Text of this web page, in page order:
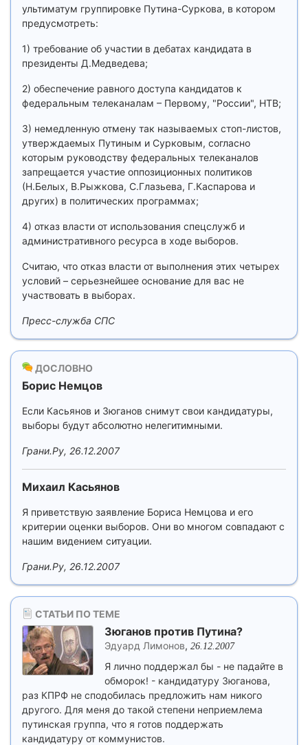
ультиматум группировке Путина-Суркова, в котором
предусмотреть:
1) требование об участии в дебатах кандидата в
президенты Д.Медведева;
2) обеспечение равного доступа кандидатов к
федеральным телеканалам – Первому, "России", НТВ;
3) немедленную отмену так называемых стоп-листов,
утверждаемых Путиным и Сурковым, согласно
которым руководству федеральных телеканалов
запрещается участие оппозиционных политиков
(Н.Белых, В.Рыжкова, С.Глазьева, Г.Каспарова и
других) в политических программах;
4) отказ власти от использования спецслужб и
административного ресурса в ходе выборов.
Считаю, что отказ власти от выполнения этих четырех
условий – серьезнейшее основание для вас не
участвовать в выборах.
Пресс-служба СПС
ДОСЛОВНО
Борис Немцов
Если Касьянов и Зюганов снимут свои кандидатуры,
выборы будут абсолютно нелегитимными.
Грани.Ру, 26.12.2007
Михаил Касьянов
Я приветствую заявление Бориса Немцова и его
критерии оценки выборов. Они во многом совпадают с
нашим видением ситуации.
Грани.Ру, 26.12.2007
СТАТЬИ ПО ТЕМЕ
Зюганов против Путина?
Эдуард Лимонов, 26.12.2007
Я лично поддержал бы - не падайте в
обморок! - кандидатуру Зюганова,
раз КПРФ не сподобилась предложить нам никого
другого. Для меня до такой степени неприемлема
путинская группа, что я готов поддержать
кандидатуру от коммунистов.